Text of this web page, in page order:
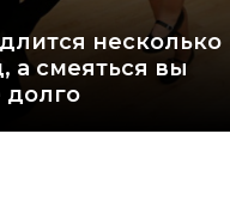
несколько
а смеяться вы
долго